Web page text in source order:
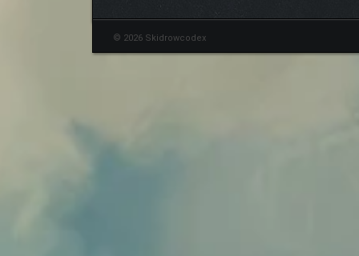
© 2026 Skidrowcodex